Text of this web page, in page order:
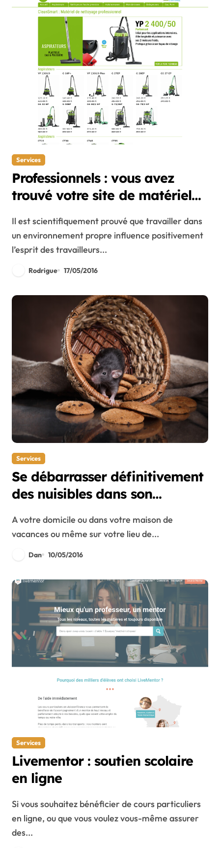
Services
Professionnels : vous avez
trouvé votre site de matériel
Il est scientifiquement prouvé que travailler dans
un environnement propre influence positivement
l’esprit des travailleurs...
Rodrigue 17/05/2016
Services
Se débarrasser définitivement
des nuisibles dans son
A votre domicile ou dans votre maison de
vacances ou même sur votre lieu de...
Dan 10/05/2016
Services
Livementor : soutien scolaire
en ligne
Si vous souhaitez bénéficier de cours particuliers
en ligne, ou que vous voulez vous-même assurer
des...